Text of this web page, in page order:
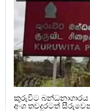
කුරුවිට බන්ධනාගාරය
අංශ තවදුරටත්